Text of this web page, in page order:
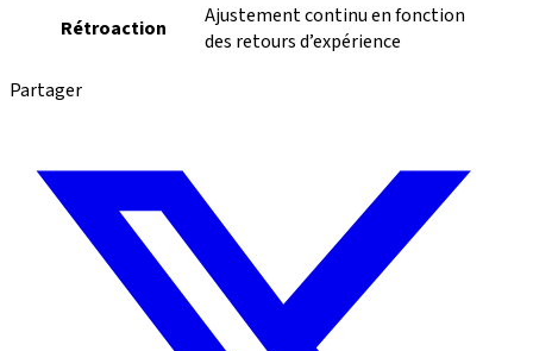
Rétroaction
Ajustement continu en fonction
des retours d’expérience
Partager